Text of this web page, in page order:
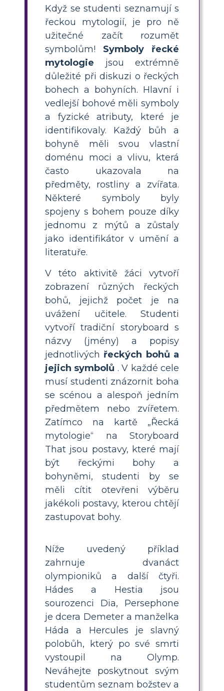
Když se studenti seznamují s
řeckou mytologií, je pro ně
užitečné začít rozumět
symbolům! Symboly řecké
mytologie jsou extrémně
důležité při diskuzi o řeckých
bohech a bohyních. Hlavní i
vedlejší bohové měli symboly
a fyzické atributy, které je
identifikovaly. Každý bůh a
bohyně měli svou vlastní
doménu moci a vlivu, která
často ukazovala na
předměty, rostliny a zvířata.
Některé symboly byly
spojeny s bohem pouze díky
jednomu z mýtů a zůstaly
jako identifikátor v umění a
literatuře.
V této aktivitě žáci vytvoří
zobrazení různých řeckých
bohů, jejichž počet je na
uvážení učitele. Studenti
vytvoří tradiční storyboard s
názvy (jmény) a popisy
jednotlivých řeckých bohů a
jejich symbolů . V každé cele
musí studenti znázornit boha
se scénou a alespoň jedním
předmětem nebo zvířetem.
Zatímco na kartě „Řecká
mytologie“ na Storyboard
That jsou postavy, které mají
být řeckými bohy a
bohyněmi, studenti by se
měli cítit otevřeni výběru
jakékoli postavy, kterou chtějí
zastupovat bohy.
Níže uvedený příklad
zahrnuje dvanáct
olympioniků a další čtyři.
Hádes a Hestia jsou
sourozenci Dia, Persephone
je dcera Demeter a manželka
Háda a Hercules je slavný
polobůh, který po své smrti
vystoupil na Olymp.
Neváhejte poskytnout svým
studentům seznam božstev a